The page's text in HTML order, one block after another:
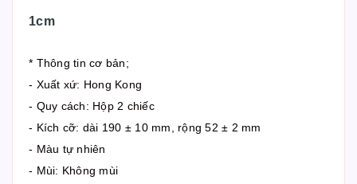
1cm
* Thông tin cơ bản;
- Xuất xứ: Hong Kong
- Quy cách: Hộp 2 chiếc
- Kích cỡ: dài 190 ± 10 mm, rộng 52 ± 2 mm
- Màu tự nhiên
- Mùi: Không mùi